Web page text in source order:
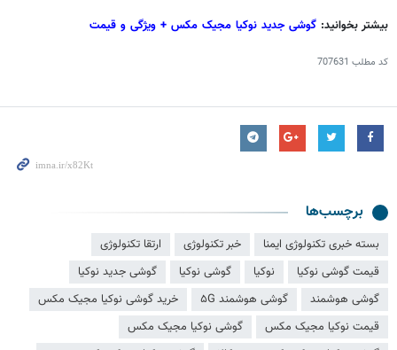
بیشتر بخوانید: گوشی جدید نوکیا مجیک مکس + ویژگی و قیمت
کد مطلب 707631
برچسب‌ها
بسته خبری تکنولوژی ایمنا خبر تکنولوژی
ارتقا تکنولوژی
قیمت گوشی نوکیا
نوکیا گوشی نوکیا
گوشی جدید نوکیا
گوشی هوشمند
گوشی هوشمند ۵G
خرید گوشی نوکیا مجیک مکس
قیمت نوکیا مجیک مکس
گوشی نوکیا مجیک مکس